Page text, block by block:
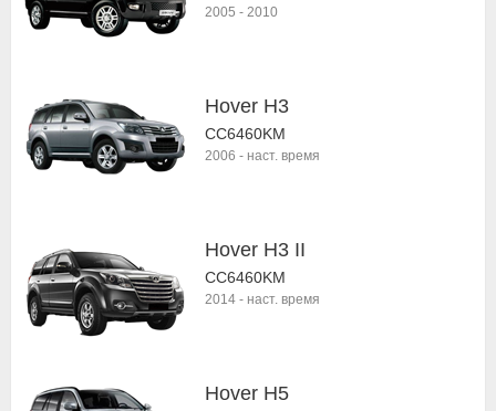
2005 - 2010
Hover H3
CC6460KM
2006 - наст. время
Hover H3 II
CC6460KM
2014 - наст. время
Hover H5